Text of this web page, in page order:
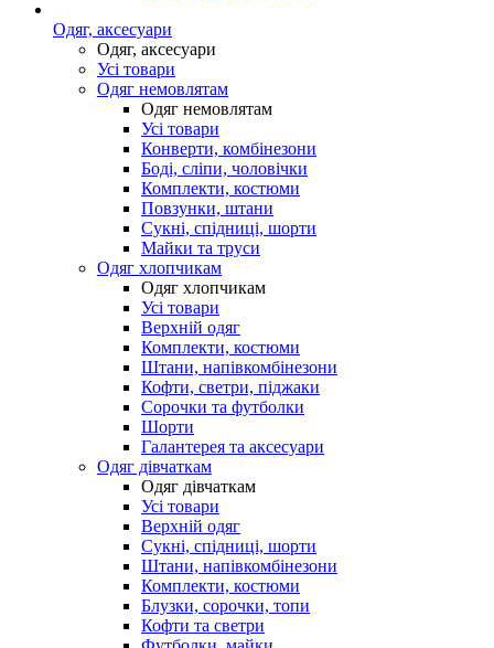
Одяг, аксесуари
Одяг, аксесуари
Усі товари
Одяг немовлятам
Одяг немовлятам
Усі товари
Конверти, комбінезони
Боді, сліпи, чоловічки
Комплекти, костюми
Повзунки, штани
Сукні, спідниці, шорти
Майки та труси
Одяг хлопчикам
Одяг хлопчикам
Усі товари
Верхній одяг
Комплекти, костюми
Штани, напівкомбінезони
Кофти, светри, піджаки
Сорочки та футболки
Шорти
Галантерея та аксесуари
Одяг дівчаткам
Одяг дівчаткам
Усі товари
Верхній одяг
Сукні, спідниці, шорти
Штани, напівкомбінезони
Комплекти, костюми
Блузки, сорочки, топи
Кофти та светри